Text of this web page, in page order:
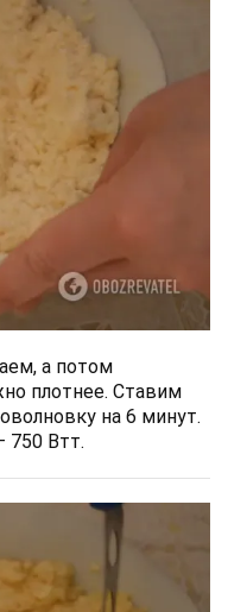
а потом
плотнее. Ставим
на 6 минут.
750 Втт.